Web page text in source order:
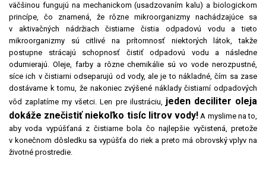
väčšinou fungujú na mechanickom (usadzovaním kalu) a biologickom
princípe, čo znamená, že rôzne mikroorganizmy nachádzajúce sa
v aktivačných nádržiach čistiarne čistia odpadovú vodu a tieto
mikroorganizmy sú citlivé na prítomnosť niektorých látok, takže
postupne strácajú schopnosť čistiť odpadovú vodu a následne
odumierajú. Oleje, farby a rôzne chemikálie sú vo vode nerozpustné,
síce ich v čistiarni odseparujú od vody, ale je to nákladné, čím sa zase
dostávame k tomu, že nakoniec zvýšené náklady čistiarní odpadových
vôd zaplatíme my všetci. Len pre ilustráciu, jeden deciliter oleja
dokáže znečistiť niekoľko tisíc litrov vody! A myslime na to,
aby voda vypúšťaná z čistiarne bola čo najlepšie vyčistená, pretože
v konečnom dôsledku sa vypúšťa do riek a preto má obrovský vplyv na
životné prostredie.